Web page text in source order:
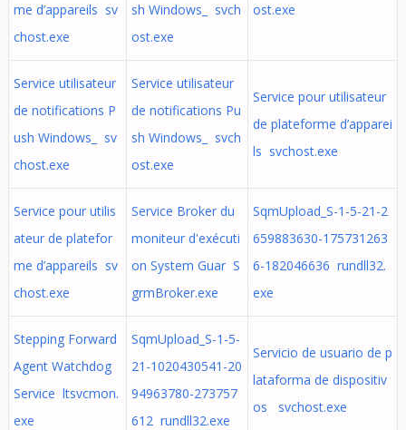
me d’appareils sv
chost.exe
sh Windows_ svch
ost.exe
ost.exe
Service utilisateur
de notifications P
ush Windows_ sv
chost.exe
Service utilisateur
de notifications Pu
sh Windows_ svch
ost.exe
Service pour utilisateur
de plateforme d’apparei
ls svchost.exe
Service pour utilis
ateur de platefor
me d’appareils sv
chost.exe
Service Broker du
moniteur d'exécuti
on System Guar S
grmBroker.exe
SqmUpload_S-1-5-21-2
659883630-175731263
6-182046636 rundll32.
exe
Stepping Forward
Agent Watchdog
Service ltsvcmon.
exe
SqmUpload_S-1-5-
21-1020430541-20
94963780-273757
612 rundll32.exe
Servicio de usuario de p
lataforma de dispositiv
os svchost.exe